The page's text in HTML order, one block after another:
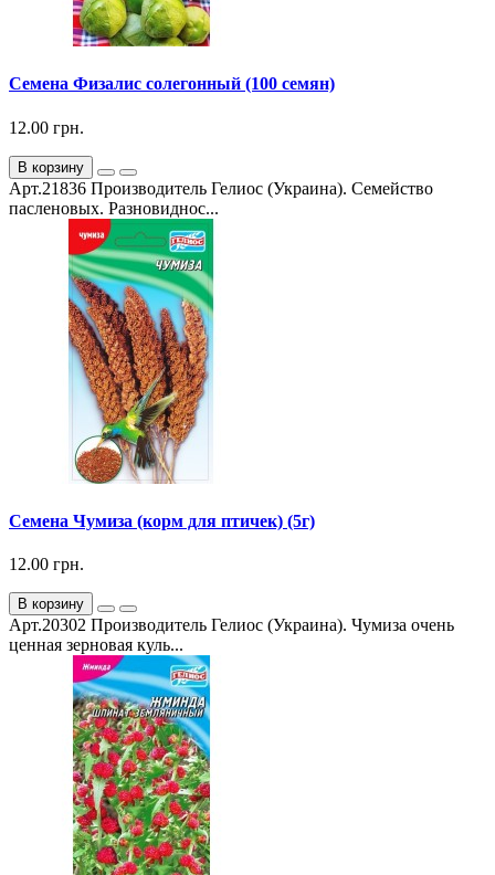
Семена Физалис солегонный (100 семян)
12.00 грн.
В корзину
Арт.21836 Производитель Гелиос (Украина). Семейство
пасленовых. Разновиднос...
Семена Чумиза (корм для птичек) (5г)
12.00 грн.
В корзину
Арт.20302 Производитель Гелиос (Украина). Чумиза очень
ценная зерновая куль...